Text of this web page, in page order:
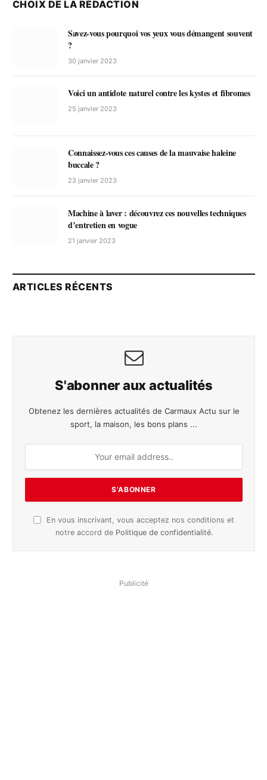
CHOIX DE LA RÉDACTION
Savez-vous pourquoi vos yeux vous démangent souvent
?
30 janvier 2023
Voici un antidote naturel contre les kystes et fibromes
25 janvier 2023
Connaissez-vous ces causes de la mauvaise haleine
buccale ?
23 janvier 2023
Machine à laver : découvrez ces nouvelles techniques
d’entretien en vogue
21 janvier 2023
ARTICLES RÉCENTS
S'abonner aux actualités
Obtenez les dernières actualités de Carmaux Actu sur le
sport, la maison, les bons plans ...
En vous inscrivant, vous acceptez nos conditions et
notre accord de Politique de confidentialité.
Publicité